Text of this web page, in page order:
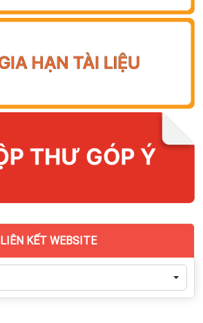
LIÊN KẾT WEBSITE